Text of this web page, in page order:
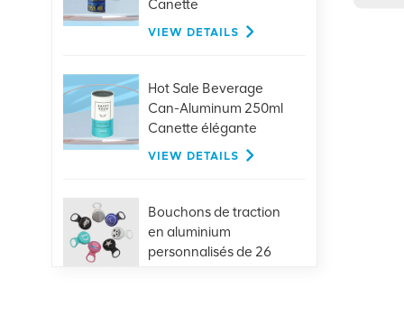
Canette
élégante/lisse
VIEW DETAILS
Hot Sale Beverage
Can-Aluminum 250ml
Canette élégante
avec couvercles
VIEW DETAILS
Bouchons de traction
en aluminium
personnalisés de 26